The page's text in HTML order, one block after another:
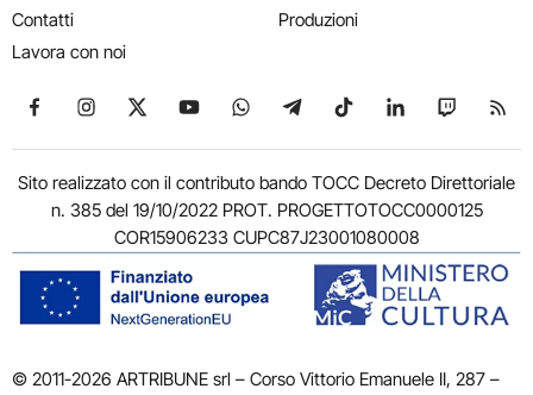
Contatti
Lavora con noi
Produzioni
Seguici su Facebook
Seguici su Instagram
Seguici su X
Seguici su YouTube
Seguici su WhatsApp
Seguici su Telegram
Seguici su TikTok
Seguici su
Seguici
Sito realizzato con il contributo bando TOCC Decreto Direttoriale
n. 385 del 19/10/2022 PROT. PROGETTOTOCC0000125
COR15906233 CUPC87J23001080008
© 2011-2026 ARTRIBUNE srl – Corso Vittorio Emanuele II, 287 –